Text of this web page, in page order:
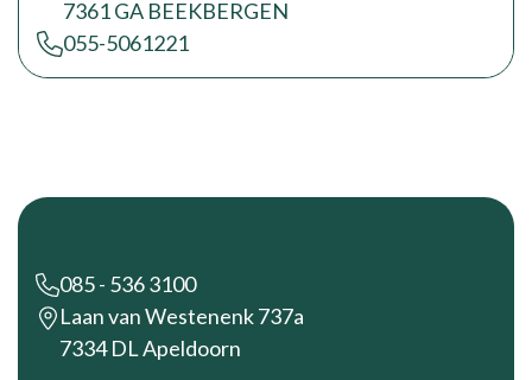
7361 GA BEEKBERGEN
055-5061221
Footer
085 - 536 3100
Laan van Westenenk 737a
7334 DL Apeldoorn